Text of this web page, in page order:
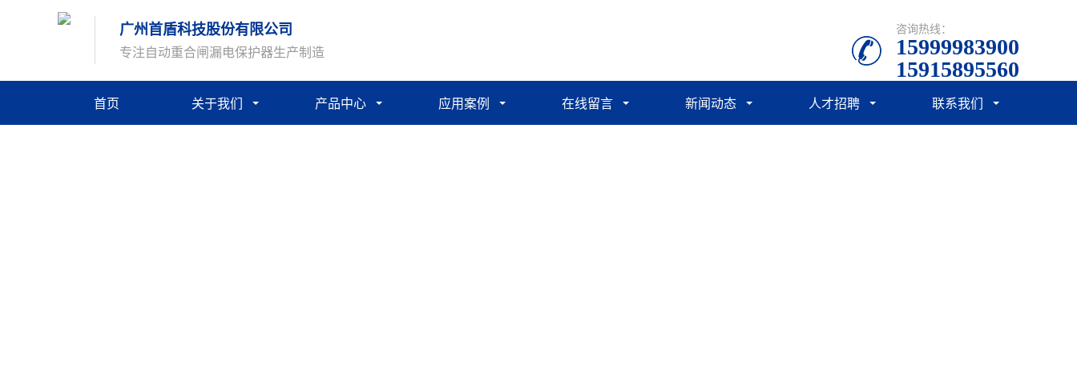
广州首盾科技股份有限公司
专注自动重合闸漏电保护器生产制造
咨询热线：
15999983900
15915895560
首页 关于我们 产品中心 应用案例 在线留言 新闻动态 人才招聘 联系我们